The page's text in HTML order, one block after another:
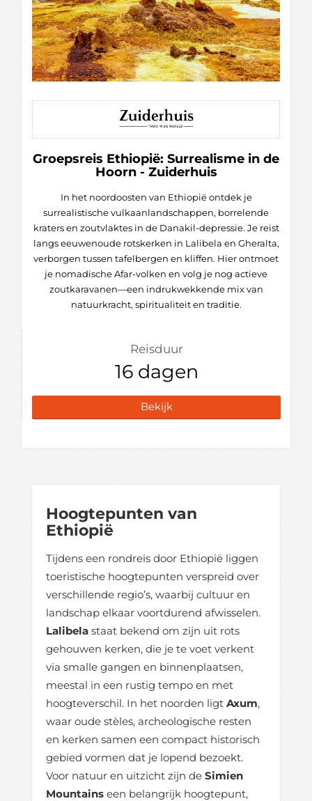
Groepsreis Ethiopië: Surrealisme in de
Hoorn - Zuiderhuis
In het noordoosten van Ethiopië ontdek je
surrealistische vulkaanlandschappen, borrelende
kraters en zoutvlaktes in de Danakil-depressie. Je reist
langs eeuwenoude rotskerken in Lalibela en Gheralta,
verborgen tussen tafelbergen en kliffen. Hier ontmoet
je nomadische Afar-volken en volg je nog actieve
zoutkaravanen—een indrukwekkende mix van
natuurkracht, spiritualiteit en traditie.
Reisduur
16 dagen
Bekijk
Hoogtepunten van
Ethiopië
Tijdens een rondreis door Ethiopië liggen
toeristische hoogtepunten verspreid over
verschillende regio’s, waarbij cultuur en
landschap elkaar voortdurend afwisselen.
Lalibela staat bekend om zijn uit rots
gehouwen kerken, die je te voet verkent
via smalle gangen en binnenplaatsen,
meestal in een rustig tempo en met
hoogteverschil. In het noorden ligt Axum,
waar oude stèles, archeologische resten
en kerken samen een compact historisch
gebied vormen dat je lopend bezoekt.
Voor natuur en uitzicht zijn de Simien
Mountains een belangrijk hoogtepunt,